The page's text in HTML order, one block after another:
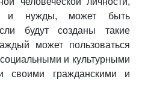
и нужды, может быть
будут созданы такие
может пользоваться
и культурными
гражданскими и